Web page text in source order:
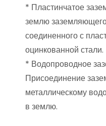
* Пластинчатое
землю
соединенного с
оцинкованной стали.
* Водопроводное
Присоединение
металлическому
в землю.